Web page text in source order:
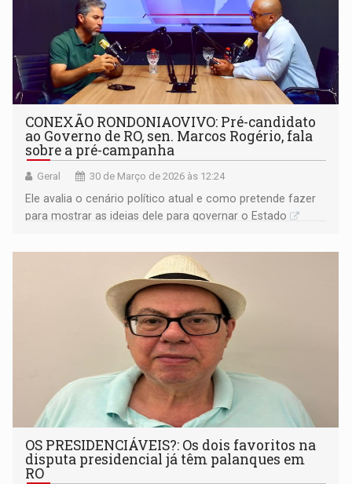
CONEXÃO RONDONIAOVIVO: Pré-candidato
ao Governo de RO, sen. Marcos Rogério, fala
sobre a pré-campanha
Geral 30 de Março de 2026 às 12:24
Ele avalia o cenário político atual e como pretende fazer
para mostrar as ideias dele para governar o Estado
OS PRESIDENCIÁVEIS?: Os dois favoritos na
disputa presidencial já têm palanques em
RO